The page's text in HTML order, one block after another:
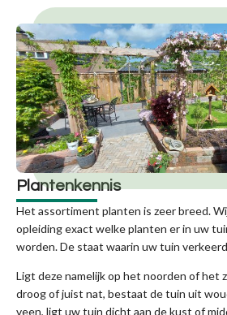
Plantenkennis
Het assortiment planten is zeer breed.
opleiding exact welke planten er in uw
worden. De staat waarin uw tuin
Ligt deze namelijk op het noorden of het
droog of juist nat, bestaat de tuin uit
veen, ligt uw tuin dicht aan de kust of